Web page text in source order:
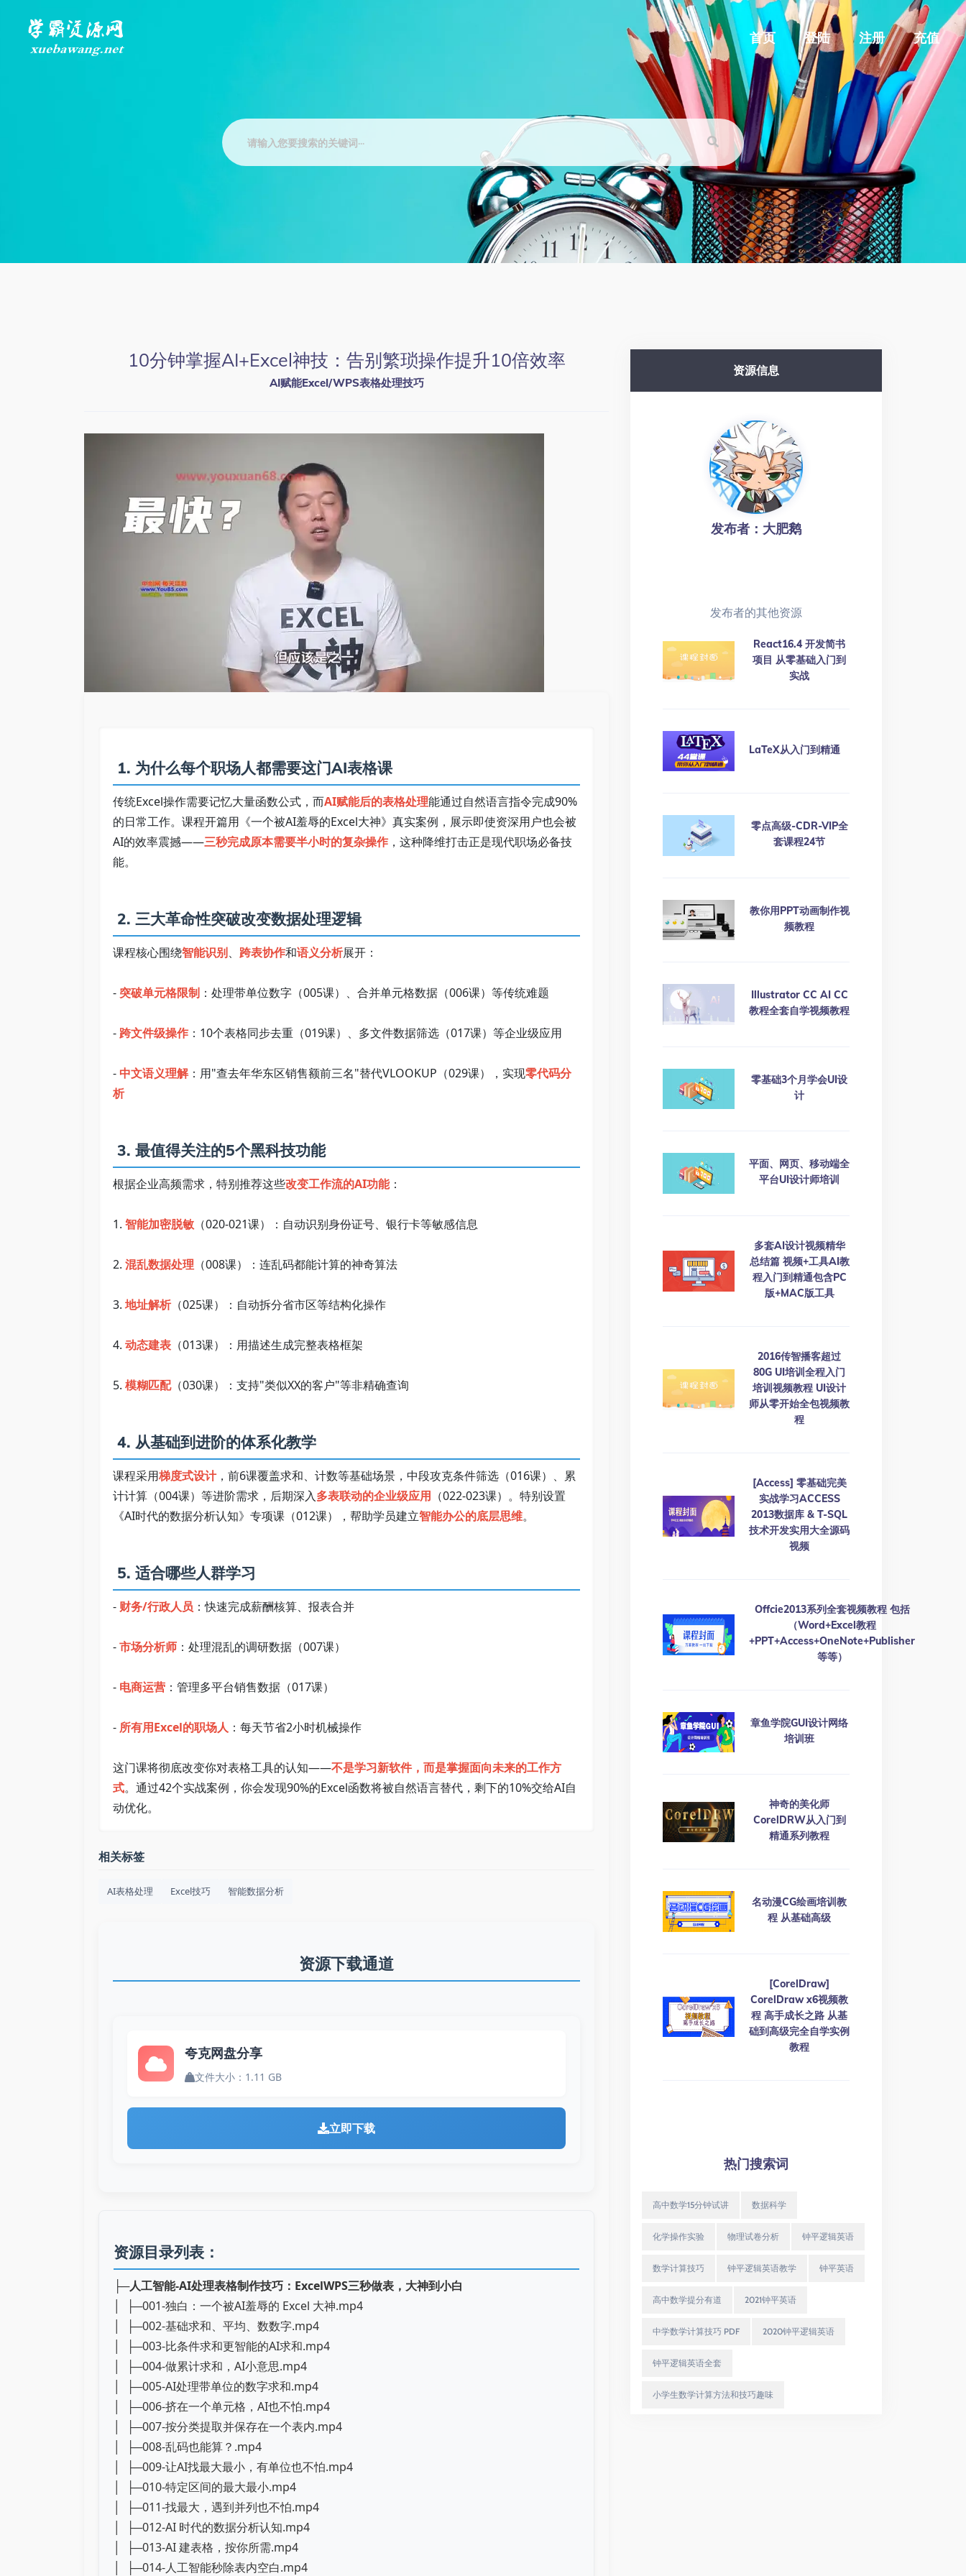
首页 登陆 注册 充值
10分钟掌握AI+Excel神技：告别繁琐操作提升10倍效率
AI赋能Excel/WPS表格处理技巧
1. 为什么每个职场人都需要这门AI表格课
传统Excel操作需要记忆大量函数公式，而AI赋能后的表格处理能通过自然语言指令完成90%
的日常工作。课程开篇用《一个被AI羞辱的Excel大神》真实案例，展示即使资深用户也会被
AI的效率震撼——三秒完成原本需要半小时的复杂操作 ，这种降维打击正是现代职场必备技
能。
2. 三大革命性突破改变数据处理逻辑
课程核心围绕智能识别、 跨表协作和语义分析展开：
- 突破单元格限制 ：处理带单位数字（005课）、合并单元格数据（006课）等传统难题
- 跨文件级操作 ：10个表格同步去重（019课）、多文件数据筛选（017课）等企业级应用
- 中文语义理解：用"查去年华东区销售额前三名"替代VLOOKUP（029课），实现零代码分
析
3. 最值得关注的5个黑科技功能
根据企业高频需求，特别推荐这些改变工作流的AI功能：
1. 智能加密脱敏 （020-021课）：自动识别身份证号、银行卡等敏感信息
2. 混乱数据处理 （008课）：连乱码都能计算的神奇算法
3. 地址解析（025课）：自动拆分省市区等结构化操作
4. 动态建表 （013课）：用描述生成完整表格框架
5. 模糊匹配（030课）：支持"类似XX的客户"等非精确查询
4. 从基础到进阶的体系化教学
课程采用梯度式设计，前6课覆盖求和、计数等基础场景，中段攻克条件筛选（016课）、累
计计算（004课）等进阶需求，后期深入多表联动的企业级应用 （022-023课）。特别设置
《AI时代的数据分析认知》专项课（012课），帮助学员建立智能办公的底层思维。
5. 适合哪些人群学习
- 财务/行政人员 ：快速完成薪酬核算、报表合并
- 市场分析师 ：处理混乱的调研数据（007课）
- 电商运营 ：管理多平台销售数据（017课）
- 所有用Excel的职场人 ：每天节省2小时机械操作
这门课将彻底改变你对表格工具的认知——不是学习新软件，而是掌握面向未来的工作方
式。通过42个实战案例，你会发现90%的Excel函数将被自然语言替代，剩下的10%交给AI自
动优化。
相关标签
AI表格处理 Excel技巧 智能数据分析
资源下载通道
夸克网盘分享
文件大小：1.11 GB
立即下载
资源目录列表：
├─人工智能-AI处理表格制作技巧：ExcelWPS三秒做表，大神到小白
│ ├─001-独白：一个被AI羞辱的 Excel 大神.mp4
│ ├─002-基础求和、平均、数数字.mp4
│ ├─003-比条件求和更智能的AI求和.mp4
│ ├─004-做累计求和，AI小意思.mp4
│ ├─005-AI处理带单位的数字求和.mp4
│ ├─006-挤在一个单元格，AI也不怕.mp4
│ ├─007-按分类提取并保存在一个表内.mp4
│ ├─008-乱码也能算？.mp4
│ ├─009-让AI找最大最小，有单位也不怕.mp4
│ ├─010-特定区间的最大最小.mp4
│ ├─011-找最大，遇到并列也不怕.mp4
│ ├─012-AI 时代的数据分析认知.mp4
│ ├─013-AI 建表格，按你所需.mp4
│ ├─014-人工智能秒除表内空白.mp4
资源信息
发布者：大肥鹅
发布者的其他资源
React16.4 开发简书
项目 从零基础入门到
实战
LaTeX从入门到精通
零点高级-CDR-VIP全
套课程24节
教你用PPT动画制作视
频教程
Illustrator CC AI CC
教程全套自学视频教程
零基础3个月学会UI设
计
平面、网页、移动端全
平台UI设计师培训
多套AI设计视频精华
总结篇 视频+工具AI教
程入门到精通包含PC
版+MAC版工具
2016传智播客超过
80G UI培训全程入门
培训视频教程 UI设计
师从零开始全包视频教
程
[Access] 零基础完美
实战学习ACCESS
2013数据库 & T-SQL
技术开发实用大全源码
视频
Offcie2013系列全套视频教程 包括
（Word+Excel教程
+PPT+Access+OneNote+Publisher
等等）
章鱼学院GUI设计网络
培训班
神奇的美化师
CorelDRW从入门到
精通系列教程
名动漫CG绘画培训教
程 从基础高级
[CorelDraw]
CorelDraw x6视频教
程 高手成长之路 从基
础到高级完全自学实例
教程
热门搜索词
高中数学15分钟试讲 数据科学
化学操作实验 物理试卷分析 钟平逻辑英语
数学计算技巧 钟平逻辑英语教学 钟平英语
高中数学提分有道 2021钟平英语
中学数学计算技巧 PDF 2020钟平逻辑英语
钟平逻辑英语全套
小学生数学计算方法和技巧趣味